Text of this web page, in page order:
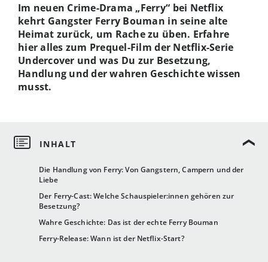
Die Handlung von Ferry: Von Gangstern, Campern und der
Liebe
Der Ferry-Cast: Welche Schauspieler:innen gehören zur
Besetzung?
Wahre Geschichte: Das ist der echte Ferry Bouman
Ferry-Release: Wann ist der Netflix-Start?
Im neuen Crime-Drama „Ferry“ bei Netflix
kehrt Gangster Ferry Bouman in seine alte
Heimat zurück, um Rache zu üben. Erfahre
hier alles zum Prequel-Film der Netflix-Serie
Undercover und was Du zur Besetzung,
Handlung und der wahren Geschichte wissen
musst.